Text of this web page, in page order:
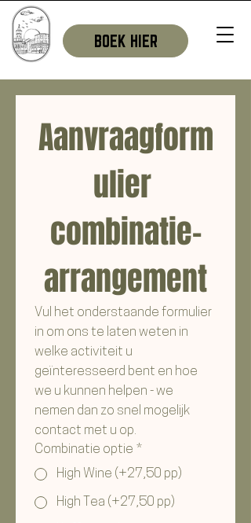
BOEK HIER
Aanvraagform
ulier
combinatie-
arrangement
Vul het onderstaande formulier
in om ons te laten weten in
welke activiteit u
geïnteresseerd bent en hoe
we u kunnen helpen - we
nemen dan zo snel mogelijk
contact met u op.
Combinatie optie *
High Wine (+27,50 pp)
High Tea (+27,50 pp)